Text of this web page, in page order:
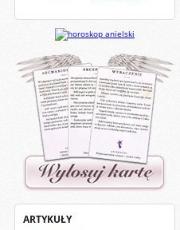
ARTYKUŁY